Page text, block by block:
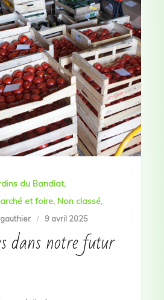
du Bandiat
et foire Non classé
9 avril 2025
dans notre futur